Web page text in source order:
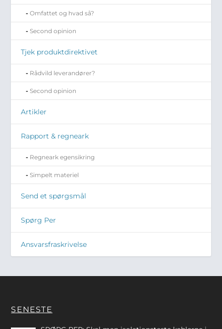
Omfattet og hvad så?
Second opinion
Tjek produktdirektivet
Rådvild leverandører?
Second opinion
Artikler
Rapport & regneark
Regneark egensikring
Simpelt materiel
Send et spørgsmål
Spørg Per
Ansvarsfraskrivelse
SENESTE